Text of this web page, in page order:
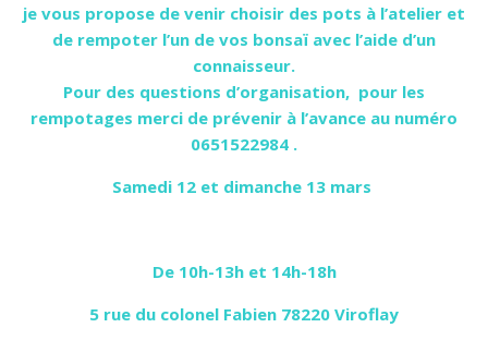
je vous propose de venir choisir des pots à l’atelier et
de rempoter l’un de vos bonsaï avec l’aide d’un
connaisseur.
Pour des questions d’organisation, pour les
rempotages merci de prévenir à l’avance au numéro
0651522984 .
Samedi 12 et dimanche 13 mars
De 10h-13h et 14h-18h
5 rue du colonel Fabien 78220 Viroflay